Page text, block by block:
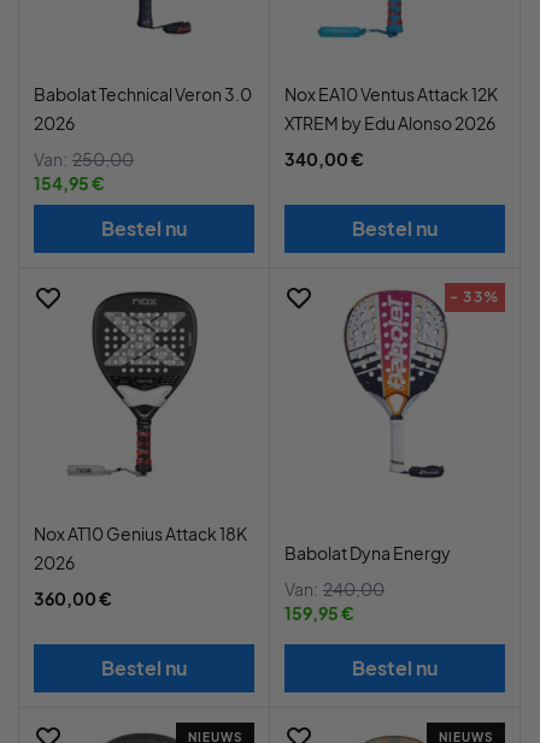
Babolat Technical Veron 3.0
2026
Van: 250,00
154,95 €
Bestel nu
Nox EA10 Ventus Attack 12K
XTREM by Edu Alonso 2026
340,00 €
Bestel nu
Nox AT10 Genius Attack 18K
2026
360,00 €
Bestel nu
- 33%
Babolat Dyna Energy
Van: 240,00
159,95 €
Bestel nu
NIEUWS NIEUWS